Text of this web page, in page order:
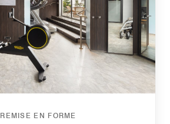
REMISE EN FORME